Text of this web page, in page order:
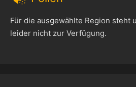
Für die ausgewählte Region steht
leider nicht zur Verfügung.